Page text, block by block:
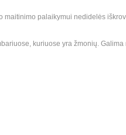
palaikymui nedidelės
kuriuose yra žmonių.